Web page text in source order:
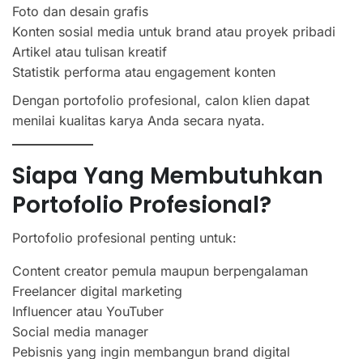
Foto dan desain grafis
Konten sosial media untuk brand atau proyek pribadi
Artikel atau tulisan kreatif
Statistik performa atau engagement konten
Dengan portofolio profesional, calon klien dapat
menilai kualitas karya Anda secara nyata.
Siapa Yang Membutuhkan
Portofolio Profesional?
Portofolio profesional penting untuk:
Content creator pemula maupun berpengalaman
Freelancer digital marketing
Influencer atau YouTuber
Social media manager
Pebisnis yang ingin membangun brand digital